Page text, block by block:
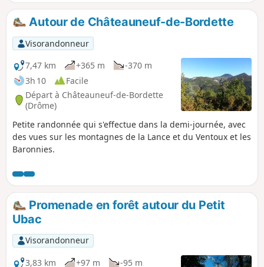
Autour de Châteauneuf-de-Bordette
Visorandonneur
7,47 km
+365 m
-370 m
3h 10
Facile
Départ à Châteauneuf-de-Bordette
(Drôme)
Petite randonnée qui s'effectue dans la demi-journée, avec
des vues sur les montagnes de la Lance et du Ventoux et les
Baronnies.
Promenade en forêt autour du Petit
Ubac
Visorandonneur
3,83 km
+97 m
-95 m